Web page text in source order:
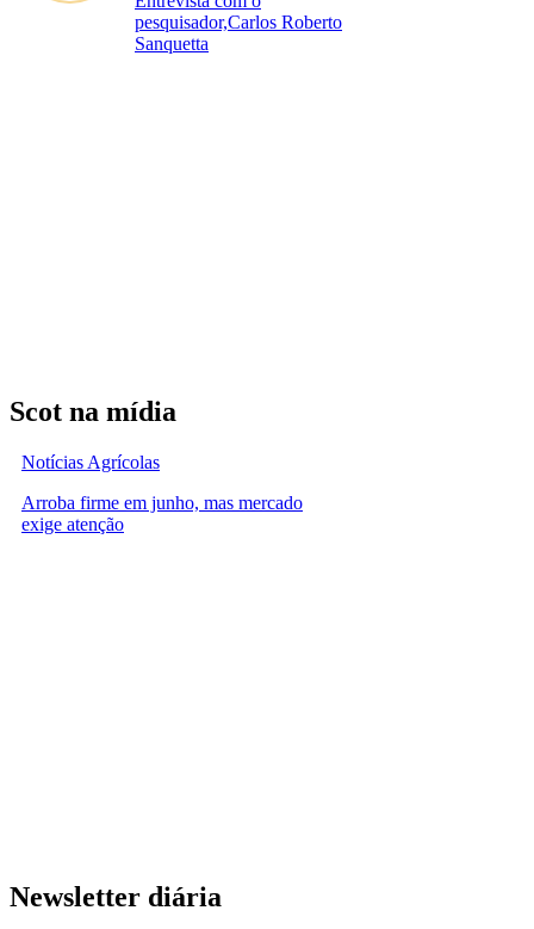
pesquisador,Carlos Roberto
Sanquetta
Scot na mídia
Notícias Agrícolas
Arroba firme em junho, mas mercado
exige atenção
Newsletter diária